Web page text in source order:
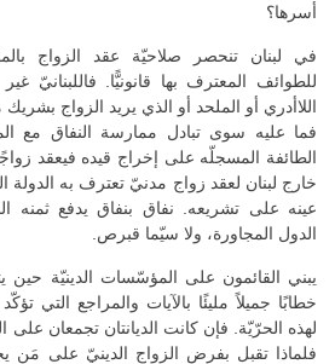
أسرها؟
في لبنان تنحصر صلاحيّة عقد الزواج
للطوائف المعترف بها قانونيًّا. فاللبنانيّ
اللاأدري أو الملحد أو الذي يريد الزواج
فما عليه سوى تبادل ممارسة النفاق مع
الطائفة المسجلّه على إخراج قيده فيعقد
خارج لبنان لعقد زواج مدنيّ تعترف به الدولة
عينه على تشريعه. نفاق بنفاق يدفع ثمنه
الدول المجاورة، ولا سيّما قبرص.
يبني القائمون على المؤسّسات الدينيّة حين
خطابًا جميلاً مليئًا بالآيات والمراجع التي
لهذه الحرّيّة. فإن كانت الديانتان تجمعان على
فلماذا تقبل بفرض الزواج الدينيّ على مَن